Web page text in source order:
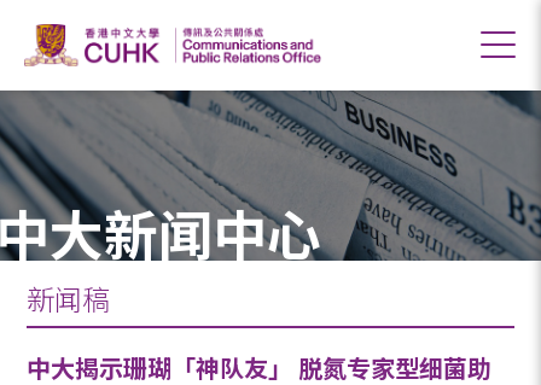
大新闻中心
新闻稿
中大揭示珊瑚「神队友」 脱氮专家型细菌助